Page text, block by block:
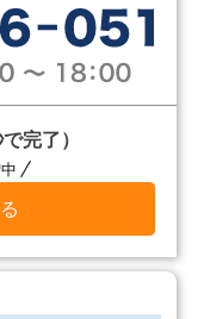
完了）